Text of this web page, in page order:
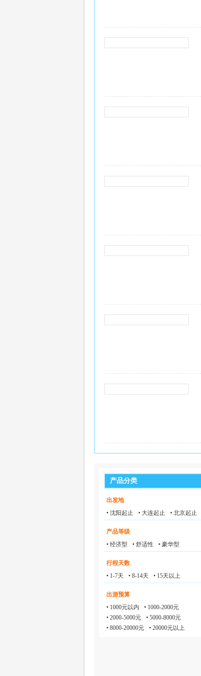
产品分类
出发地
• 沈阳起止
• 大连起止 • 北京起止
产品等级
• 经济型
• 舒适性 • 豪华型
行程天数
• 1-7天
• 8-14天 • 15天以上
出游预算
• 1000元以内
• 1000-2000元
• 2000-5000元
• 5000-8000元
• 8000-20000元
• 20000元以上